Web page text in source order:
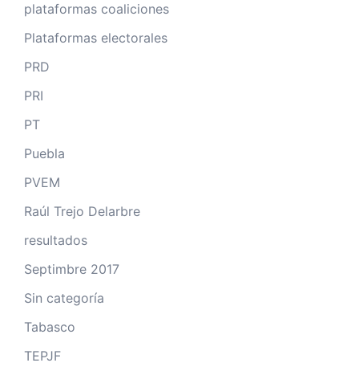
plataformas coaliciones
Plataformas electorales
PRD
PRI
PT
Puebla
PVEM
Raúl Trejo Delarbre
resultados
Septimbre 2017
Sin categoría
Tabasco
TEPJF